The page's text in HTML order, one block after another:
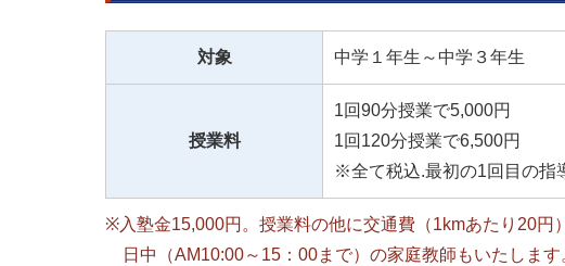
対象 中学１年生～中学３年生
授業料
1回90分授業で5,000円
1回120分授業で6,500円
※全て税込.最初の1回目の指
入塾金15,000円。授業料の他に交通費（1kmあたり20円
日中（AM10:00～15：00まで）の家庭教師もいたします